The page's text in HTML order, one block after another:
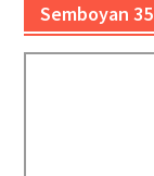
Semboyan 35